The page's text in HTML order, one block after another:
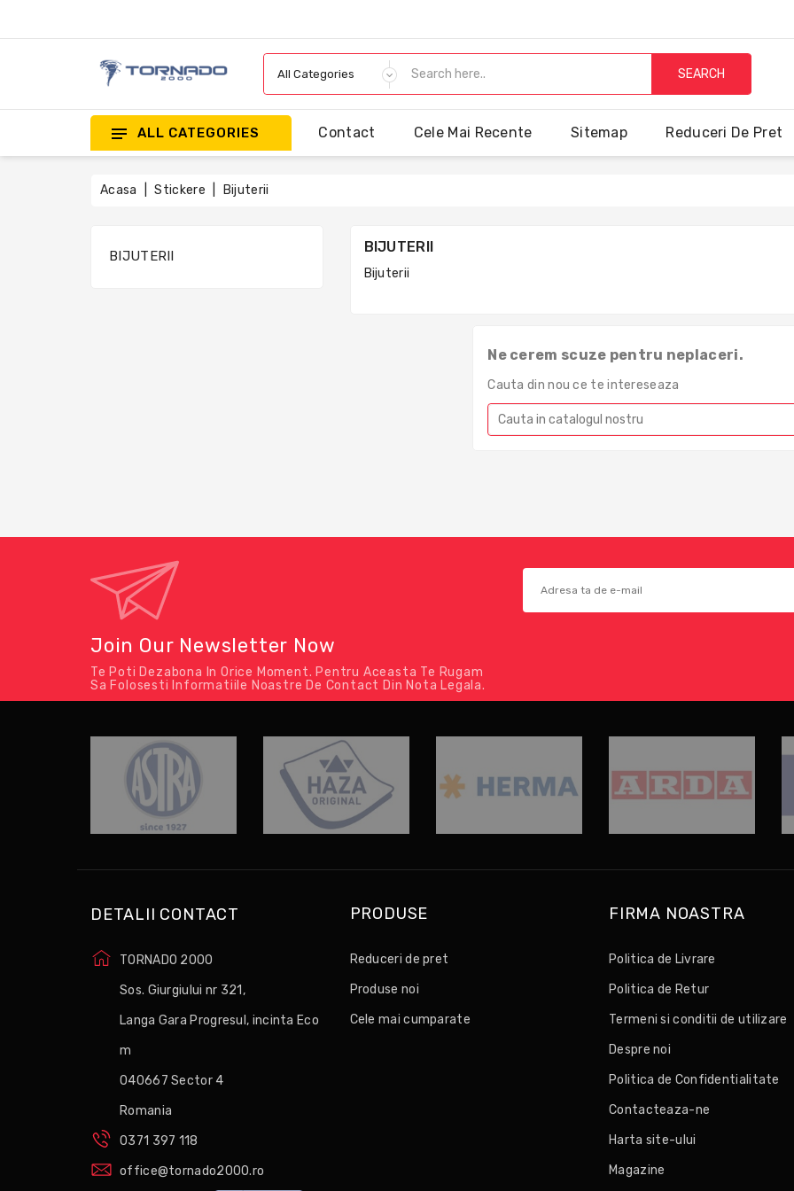
SEARCH
ALL CATEGORIES Contact Cele Mai Recente Sitemap Reduceri De Pret
Acasa Stickere Bijuterii
BIJUTERII
BIJUTERII
Bijuterii
Ne cerem scuze pentru neplaceri.
Cauta din nou ce te intereseaza
Join Our Newsletter Now
Te Poti Dezabona In Orice Moment. Pentru Aceasta Te Rugam
Sa Folosesti Informatiile Noastre De Contact Din Nota Legala.
DETALII CONTACT
TORNADO 2000
Sos. Giurgiului nr 321,
Langa Gara Progresul, incinta Eco
m
040667 Sector 4
Romania
0371 397 118
office@tornado2000.ro
PRODUSE
Reduceri de pret
Produse noi
Cele mai cumparate
FIRMA NOASTRA
Politica de Livrare
Politica de Retur
Termeni si conditii de utilizare
Despre noi
Politica de Confidentialitate
Contacteaza-ne
Harta site-ului
Magazine